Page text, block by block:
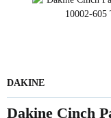
DAKINE
Dakine Cinch